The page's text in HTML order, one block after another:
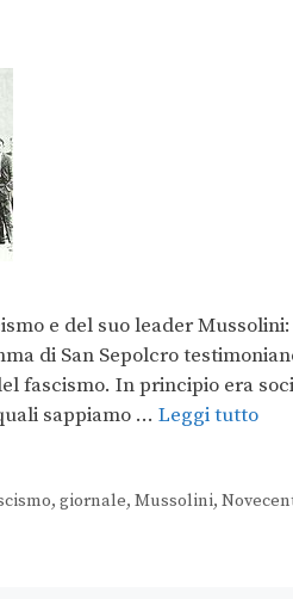
e del suo leader
di San Sepolcro
fascismo. In principio era
sappiamo … Leggi tutto
, giornale, Mussolini,